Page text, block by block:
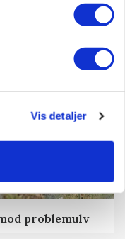
Vis detaljer
problemulv